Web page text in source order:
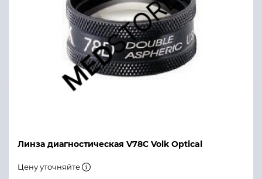
Линза диагностическая V78C Volk Optical
Цену уточняйте